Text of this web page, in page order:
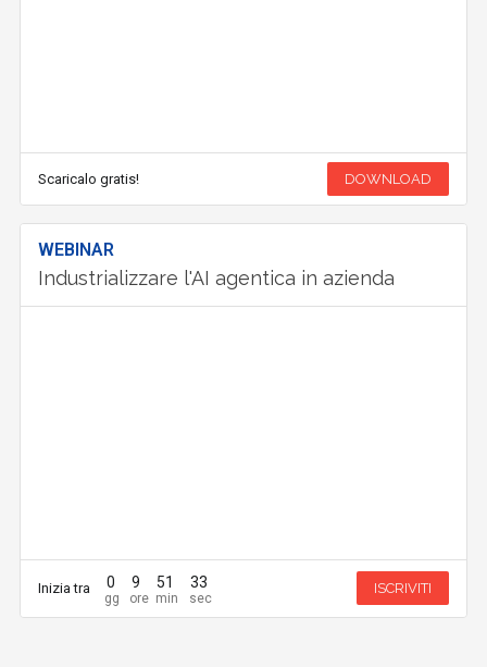
Scaricalo gratis! DOWNLOAD
WEBINAR
Industrializzare l'AI agentica in azienda
Inizia tra 0 9 51 33 ISCRIVITI